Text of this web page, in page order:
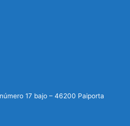
17 bajo – 46200 Paiporta